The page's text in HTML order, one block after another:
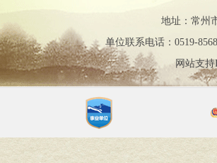
地址：常州
单位联系电话：0519-
网站支